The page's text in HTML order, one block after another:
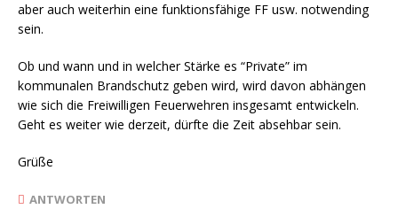
aber auch weiterhin eine funktionsfähige FF usw. notwending
sein.
Ob und wann und in welcher Stärke es “Private” im
kommunalen Brandschutz geben wird, wird davon abhängen
wie sich die Freiwilligen Feuerwehren insgesamt entwickeln.
Geht es weiter wie derzeit, dürfte die Zeit absehbar sein.
Grüße
ANTWORTEN